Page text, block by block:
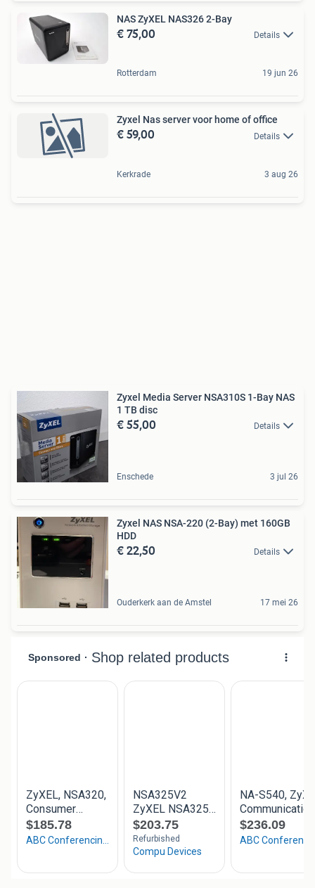
NAS ZyXEL NAS326 2-Bay
€ 75,00 Details
Rotterdam 19 jun 26
Zyxel Nas server voor home of office
€ 59,00 Details
Kerkrade 3 aug 26
Zyxel Media Server NSA310S 1-Bay NAS
1 TB disc
€ 55,00 Details
Enschede 3 jul 26
Zyxel NAS NSA-220 (2-Bay) met 160GB
HDD
€ 22,50 Details
Ouderkerk aan de Amstel 17 mei 26